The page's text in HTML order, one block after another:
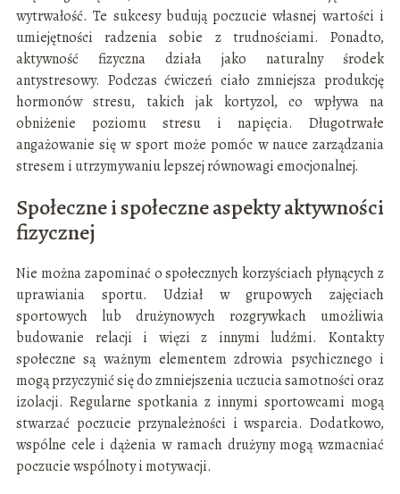
wytrwałość. Te sukcesy budują poczucie własnej wartości i
umiejętności radzenia sobie z trudnościami. Ponadto,
aktywność fizyczna działa jako naturalny środek
antystresowy. Podczas ćwiczeń ciało zmniejsza produkcję
hormonów stresu, takich jak kortyzol, co wpływa na
obniżenie poziomu stresu i napięcia. Długotrwałe
angażowanie się w sport może pomóc w nauce zarządzania
stresem i utrzymywaniu lepszej równowagi emocjonalnej.
Społeczne i społeczne aspekty aktywności
fizycznej
Nie można zapominać o społecznych korzyściach płynących z
uprawiania sportu. Udział w grupowych zajęciach
sportowych lub drużynowych rozgrywkach umożliwia
budowanie relacji i więzi z innymi ludźmi. Kontakty
społeczne są ważnym elementem zdrowia psychicznego i
mogą przyczynić się do zmniejszenia uczucia samotności oraz
izolacji. Regularne spotkania z innymi sportowcami mogą
stwarzać poczucie przynależności i wsparcia. Dodatkowo,
wspólne cele i dążenia w ramach drużyny mogą wzmacniać
poczucie wspólnoty i motywacji.